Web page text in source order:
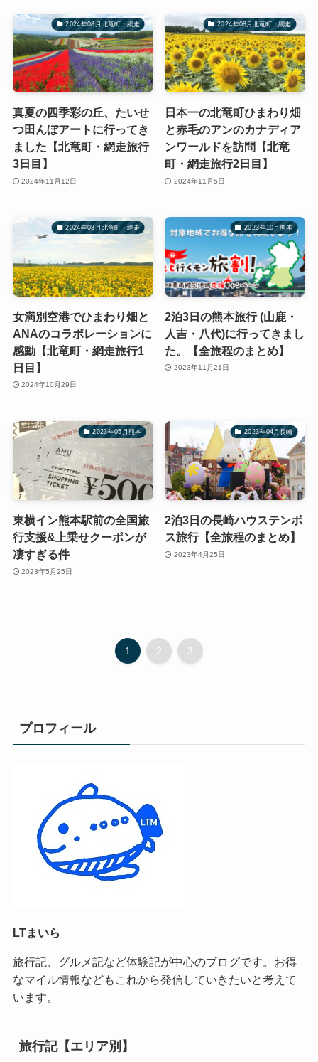
2024年08月北竜町・網走
真夏の四季彩の丘、たいせ
つ田んぼアートに行ってき
ました【北竜町・網走旅行
3日目】
2024年11月12日
2024年08月北竜町・網走
日本一の北竜町ひまわり畑
と赤毛のアンのカナディア
ンワールドを訪問【北竜
町・網走旅行2日目】
2024年11月5日
2024年08月北竜町・網走
女満別空港でひまわり畑と
ANAのコラボレーションに
感動【北竜町・網走旅行1
日目】
2024年10月29日
2023年10月熊本
2泊3日の熊本旅行 (山鹿・
人吉・八代)に行ってきまし
た。【全旅程のまとめ】
2023年11月21日
2023年05月熊本
東横イン熊本駅前の全国旅
行支援&上乗せクーポンが
凄すぎる件
2023年5月25日
2023年04月長崎
2泊3日の長崎ハウステンボ
ス旅行【全旅程のまとめ】
2023年4月25日
1 2 3
プロフィール
LTまいら
旅行記、グルメ記など体験記が中心のブログです。お得
なマイル情報などもこれから発信していきたいと考えて
います。
旅行記【エリア別】